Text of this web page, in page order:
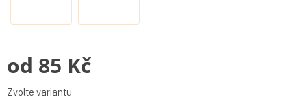
od 85 Kč
Měrná
Zvolte variantu